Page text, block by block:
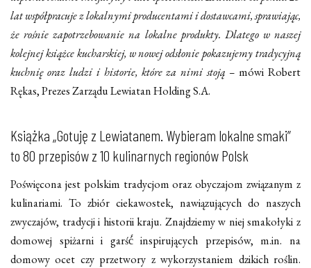
lat współpracuje z lokalnymi producentami i dostawcami, sprawiając,
że rośnie zapotrzebowanie na lokalne produkty. Dlatego w naszej
kolejnej książce kucharskiej, w nowej odsłonie pokazujemy tradycyjną
kuchnię oraz ludzi i historie, które za nimi stoją – mówi Robert
Rękas, Prezes Zarządu Lewiatan Holding S.A.
Książka „Gotuję z Lewiatanem. Wybieram lokalne smaki”
to 80 przepisów z 10 kulinarnych regionów Polsk
Poświęcona jest polskim tradycjom oraz obyczajom związanym z
kulinariami. To zbiór ciekawostek, nawiązujących do naszych
zwyczajów, tradycji i historii kraju. Znajdziemy w niej smakołyki z
domowej spiżarni i garść́ inspirujących przepisów, m.in. na
domowy ocet czy przetwory z wykorzystaniem dzikich roślin.